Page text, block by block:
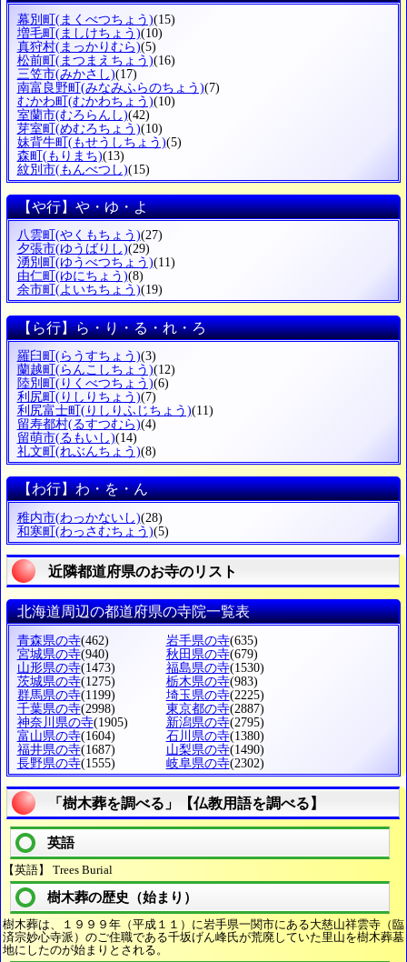
幕別町(まくべつちょう)(15)
増毛町(ましけちょう)(10)
真狩村(まっかりむら)(5)
松前町(まつまえちょう)(16)
三笠市(みかさし)(17)
南富良野町(みなみふらのちょう)(7)
むかわ町(むかわちょう)(10)
室蘭市(むろらんし)(42)
芽室町(めむろちょう)(10)
妹背牛町(もせうしちょう)(5)
森町(もりまち)(13)
紋別市(もんべつし)(15)
【や行】や・ゆ・よ
八雲町 (やくもちょう)(27)
夕張市(ゆうばりし)(29)
湧別町 (ゆうべつちょう)(11)
由仁町 (ゆにちょう)(8)
余市町 (よいちちょう)(19)
【ら行】ら・り・る・れ・ろ
羅臼町 (らうすちょう)(3)
蘭越町 (らんこしちょう)(12)
陸別町 (りくべつちょう)(6)
利尻町 (りしりちょう)(7)
利尻富士町 (りしりふじちょう)(11)
留寿都村(るすつむら)(4)
留萌市(るもいし)(14)
礼文町 (れぶんちょう)(8)
【わ行】わ・を・ん
稚内市(わっかないし)(28)
和寒町 (わっさむちょう)(5)
近隣都道府県のお寺のリスト
北海道周辺の都道府県の寺院一覧表
青森県の寺(462) 岩手県の寺(635)
宮城県の寺(940) 秋田県の寺(679)
山形県の寺(1473) 福島県の寺(1530)
茨城県の寺(1275) 栃木県の寺(983)
群馬県の寺(1199) 埼玉県の寺(2225)
千葉県の寺(2998) 東京都の寺(2887)
神奈川県の寺(1905) 新潟県の寺(2795)
富山県の寺(1604) 石川県の寺(1380)
福井県の寺(1687) 山梨県の寺(1490)
長野県の寺(1555) 岐阜県の寺(2302)
「樹木葬を調べる」【仏教用語を調べる】
英語
【英語】 Trees Burial
樹木葬の歴史（始まり）
樹木葬は、１９９９年（平成１１）に岩手県一関市にある大慈山祥雲寺（臨
済宗妙心寺派）のご住職である千坂げん峰氏が荒廃していた里山を樹木葬墓
地にしたのが始まりとされる。